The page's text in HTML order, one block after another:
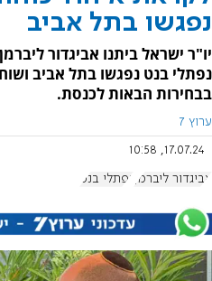
נפגשו בתל אביב
יו"ר ישראל ביתנו אביגדור
נפתלי בנט נפגשו בתל אביב
בבחירות הבאות לכנסת.
ערוץ 7
17.07.24, 10:58
אביגדור ליברמן נפתלי בנט